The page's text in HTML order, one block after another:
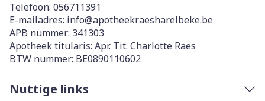
Telefoon: 056711391
E-mailadres: info@apotheekraesharelbeke.be
APB nummer: 341303
Apotheek titularis: Apr. Tit. Charlotte Raes
BTW nummer: BE0890110602
Nuttige links